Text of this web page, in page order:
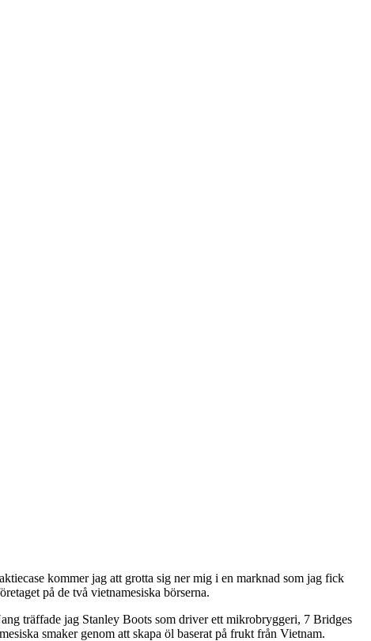
kommer jag att grotta sig ner mig i en marknad som jag fick
på de två vietnamesiska börserna.
träffade jag Stanley Boots som driver ett mikrobryggeri, 7 Bridges
smaker genom att skapa öl baserat på frukt från Vietnam.